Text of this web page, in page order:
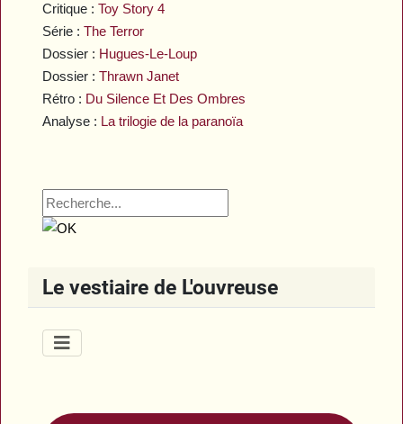
Critique :Toy Story 4
Série :The Terror
Dossier : Hugues-Le-Loup
Dossier :Thrawn Janet
Rétro : Du Silence Et Des Ombres
Analyse : La trilogie de la paranoïa
Le vestiaire de L'ouvreuse